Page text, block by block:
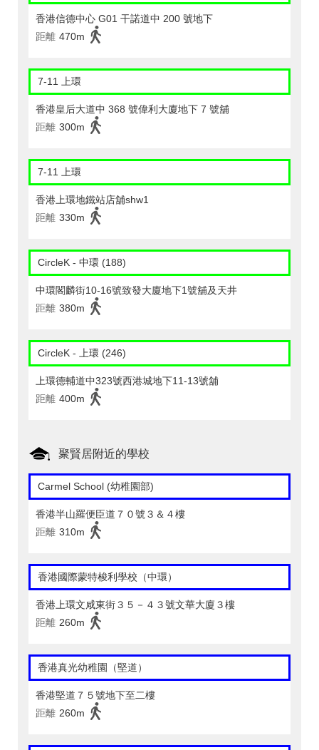
香港信德中心 G01 干諾道中 200 號地下
距離 470m
7-11 上環
香港皇后大道中 368 號偉利大廈地下 7 號舖
距離 300m
7-11 上環
香港上環地鐵站店舖shw1
距離 330m
CircleK - 中環 (188)
中環閣麟街10-16號致發大廈地下1號舖及天井
距離 380m
CircleK - 上環 (246)
上環德輔道中323號西港城地下11-13號舖
距離 400m
聚賢居附近的學校
Carmel School (幼稚園部)
香港半山羅便臣道７０號３＆４樓
距離 310m
香港國際蒙特梭利學校（中環）
香港上環文咸東街３５－４３號文華大廈３樓
距離 260m
香港真光幼稚園（堅道）
香港堅道７５號地下至二樓
距離 260m